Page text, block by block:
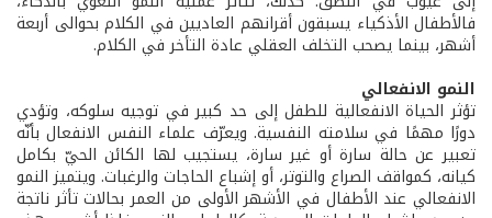
فالأطفال الأذكياء يسبقون أقرانهم العاديين في الكلام بحوالى أربعة
أشهر، بينما يصحب التخلف العقلي عادة التأخر في الكلام.
النمو الانفعالي
تؤثر الحياة الانفعالية للطفل إلى حد كبير في توجيه سلوكه، وتؤدي
دورًا مهمًا في سلامته النفسية. ويعرّف علماء النفس الانفعال بأنّه
تعبير عن حالة سارة أو غير سارة، يستجيب لها الكائن الحيّ بكامل
كيانه، كمواقف الصراع والتوتر، أو إشباع الحاجات والرغبات. ويتميز النمو
الانفعالي عند الأطفال في الأشهر الأولى من العمر بحالات تأثر ناتجة